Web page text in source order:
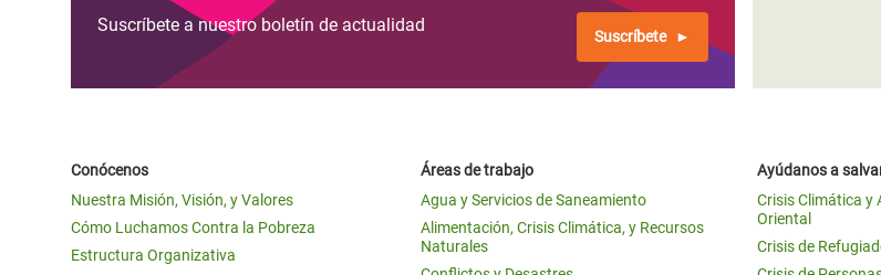
Suscríbete a nuestro boletín de actualidad
Suscríbete
Conócenos
Nuestra Misión, Visión, y Valores
Cómo Luchamos Contra la Pobreza
Estructura Organizativa
Áreas de trabajo
Agua y Servicios de Saneamiento
Alimentación, Crisis Climática, y Recursos
Naturales
Ayúdanos a
Crisis Climática y
Oriental
Crisis de